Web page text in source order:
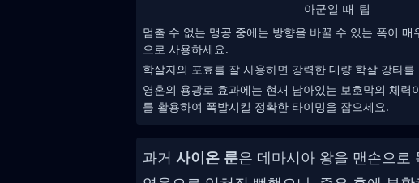
아군일 때 팁
멈출 수 없는 맹공 중에는 방향을 바꿀 수 있는 폭이 매
으로 사용하세요.
학살자의 포효를 잘 사용하면 강력한 대량 학살 강타
영혼의 용광로 효과에는 현재 남아있는 보호막의 체력
를 활용하여 폭발시킬 정확한 타이밍을 잡으세요.
과거 사이온 룬은 데마시아 왕을 맨손으로